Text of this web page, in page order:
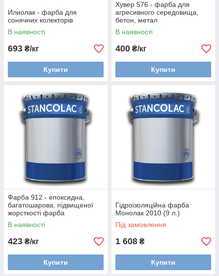
Илиолак - фарба для
сонячних колекторів
В наявності
693 ₴/кг
Купити
Хувер 576 - фарба для
агресивного середовища,
бетон, метал
В наявності
400 ₴/кг
Купити
Фарба 912 - епоксидна,
багатошарова, підвищеної
жорсткості фарба
В наявності
423 ₴/кг
Купити
Гідроізоляційна фарба
Монолак 2010 (9 л.)
Під замовлення
1 608 ₴
Купити